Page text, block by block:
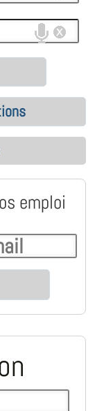
emploi